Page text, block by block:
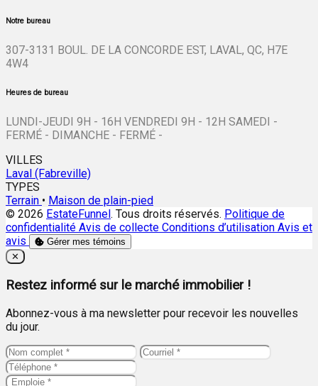
Notre bureau
307-3131 BOUL. DE LA CONCORDE EST, LAVAL, QC, H7E
4W4
Heures de bureau
LUNDI-JEUDI 9H - 16H VENDREDI 9H - 12H SAMEDI -
FERMÉ - DIMANCHE - FERMÉ -
VILLES
Laval (Fabreville)
TYPES
Terrain • Maison de plain-pied
© 2026 EstateFunnel . Tous droits réservés. Politique de
confidentialité Avis de collecte Conditions d’utilisation Avis et
avis
Gérer mes témoins
Close
✕
Restez informé sur le marché immobilier !
Abonnez-vous à ma newsletter pour recevoir les nouvelles
du jour.